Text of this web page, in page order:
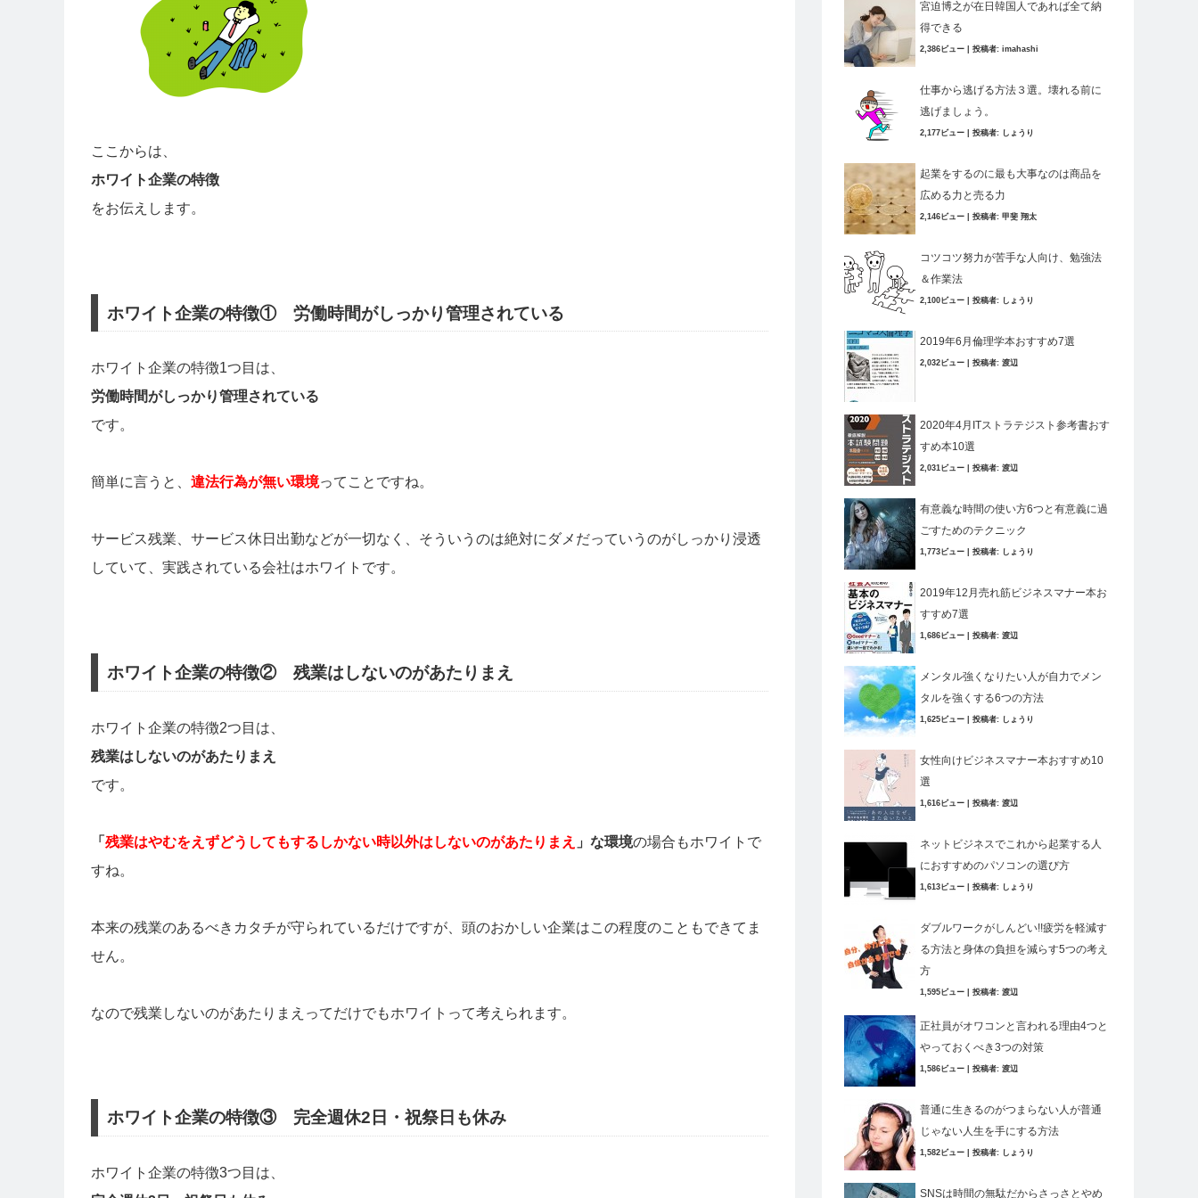
ここからは、
ホワイト企業の特徴
をお伝えします。
ホワイト企業の特徴① 労働時間がしっかり管理されている
ホワイト企業の特徴1つ目は、
労働時間がしっかり管理されている
です。
簡単に言うと、 違法行為が無い環境ってことですね。
サービス残業、サービス休日出勤などが一切なく、そういうのは絶対にダメだっていうのがしっかり浸透
していて、実践されている会社はホワイトです。
ホワイト企業の特徴② 残業はしないのがあたりまえ
ホワイト企業の特徴2つ目は、
残業はしないのがあたりまえ
です。
「 残業はやむをえずどうしてもするしかない時以外はしないのがあたりまえ 」な環境の場合もホワイトで
すね。
本来の残業のあるべきカタチが守られているだけですが、頭のおかしい企業はこの程度のこともできてま
せん。
なので残業しないのがあたりまえってだけでもホワイトって考えられます。
ホワイト企業の特徴③ 完全週休2日・祝祭日も休み
ホワイト企業の特徴3つ目は、
宮迫博之が在日韓国人であれば全て納
得できる
2,386ビュー 投稿者: imahashi
仕事から逃げる方法３選。壊れる前に
逃げましょう。
2,177ビュー 投稿者: しょうり
起業をするのに最も大事なのは商品を
広める力と売る力
2,146ビュー 投稿者: 甲斐 翔太
コツコツ努力が苦手な人向け、勉強法
＆作業法
2,100ビュー 投稿者: しょうり
2019年6月倫理学本おすすめ7選
2,032ビュー 投稿者: 渡辺
2020年4月ITストラテジスト参考書おす
すめ本10選
2,031ビュー 投稿者: 渡辺
有意義な時間の使い方6つと有意義に過
ごすためのテクニック
1,773ビュー 投稿者: しょうり
2019年12月売れ筋ビジネスマナー本お
すすめ7選
1,686ビュー 投稿者: 渡辺
メンタル強くなりたい人が自力でメン
タルを強くする6つの方法
1,625ビュー 投稿者: しょうり
女性向けビジネスマナー本おすすめ10
選
1,616ビュー 投稿者: 渡辺
ネットビジネスでこれから起業する人
におすすめのパソコンの選び方
1,613ビュー 投稿者: しょうり
ダブルワークがしんどい!!疲労を軽減す
る方法と身体の負担を減らす5つの考え
方
1,595ビュー 投稿者: 渡辺
正社員がオワコンと言われる理由4つと
やっておくべき3つの対策
1,586ビュー 投稿者: 渡辺
普通に生きるのがつまらない人が普通
じゃない人生を手にする方法
1,582ビュー 投稿者: しょうり
SNSは時間の無駄だからさっさとやめ